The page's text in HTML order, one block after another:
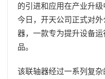
的引进和应用在产业升级
今日，开天公司正式对
器，一款专为提升设备
品。
该联轴器经过一系列复